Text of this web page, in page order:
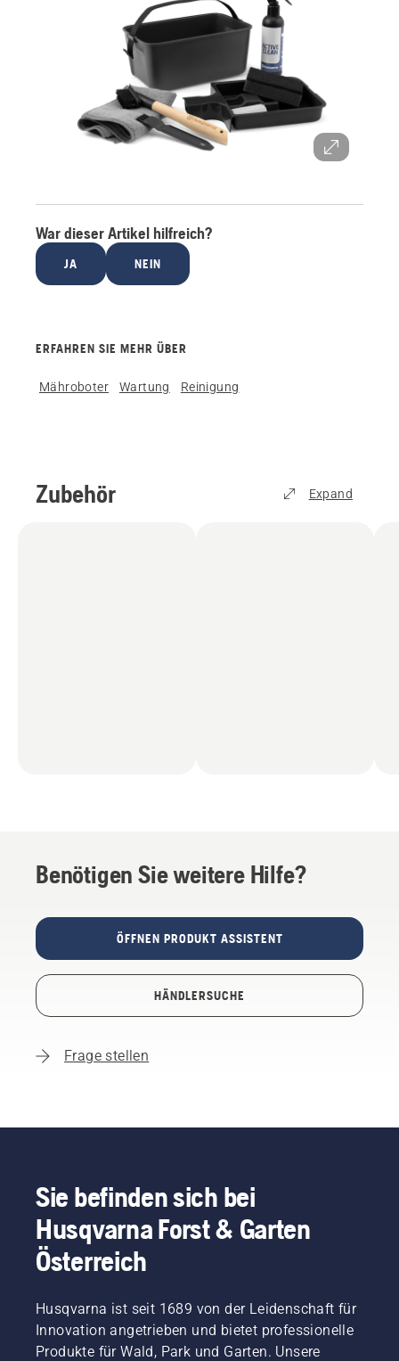
War dieser Artikel hilfreich?
JA NEIN
ERFAHREN SIE MEHR ÜBER
Mähroboter Wartung Reinigung
Zubehör Expand
Benötigen Sie weitere Hilfe?
ÖFFNEN PRODUKT ASSISTENT
HÄNDLERSUCHE
Frage stellen
Sie befinden sich bei
Husqvarna Forst & Garten
Österreich
Husqvarna ist seit 1689 von der Leidenschaft für
Innovation angetrieben und bietet professionelle
Produkte für Wald, Park und Garten. Unsere